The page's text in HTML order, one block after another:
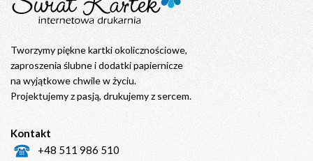
Tworzymy piękne kartki okolicznościowe,
zaproszenia ślubne i dodatki papiernicze
na wyjątkowe chwile w życiu.
Projektujemy z pasją, drukujemy z sercem.
Kontakt
+48 511 986 510